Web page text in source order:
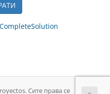
Сите права се